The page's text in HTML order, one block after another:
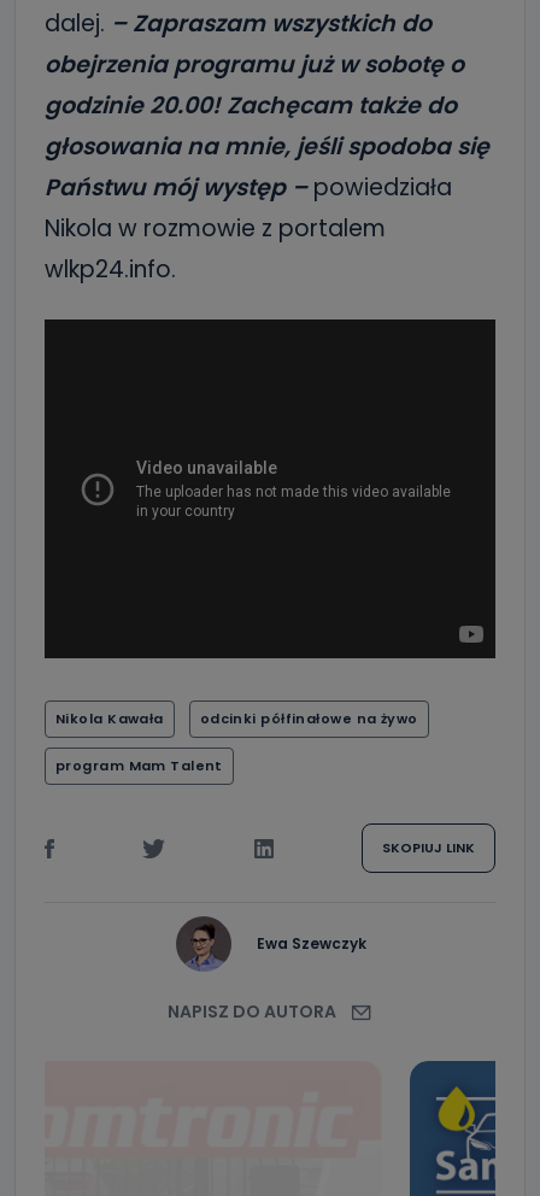
dalej. – Zapraszam wszystkich do
obejrzenia programu już w sobotę o
godzinie 20.00! Zachęcam także do
głosowania na mnie, jeśli spodoba się
Państwu mój występ – powiedziała
Nikola w rozmowie z portalem
wlkp24.info.
Nikola Kawała odcinki półfinałowe na żywo
program Mam Talent
SKOPIUJ LINK
Ewa Szewczyk
NAPISZ DO AUTORA